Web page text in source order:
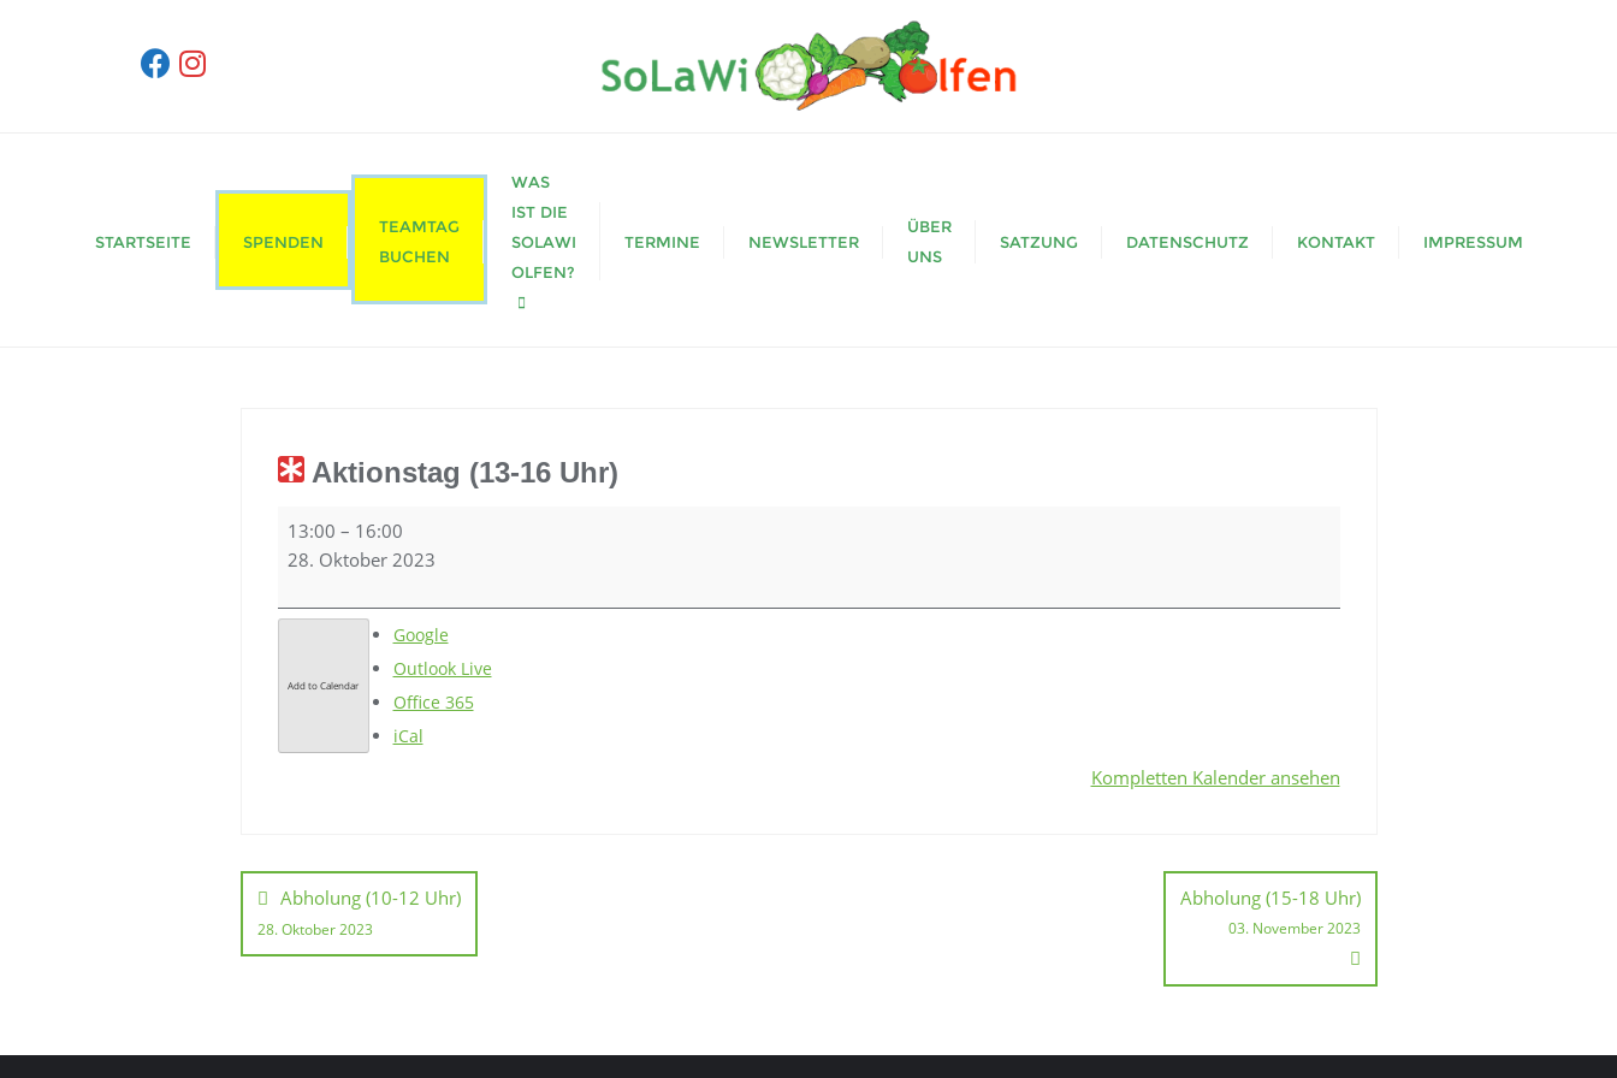
STARTSEITE SPENDEN
TEAMTAG
BUCHEN
WAS
IST DIE
SOLAWI
OLFEN?
TERMINE NEWSLETTER
ÜBER
UNS
SATZUNG DATENSCHUTZ KONTAKT IMPRESSUM
Aktionstag (13-16 Uhr)
Aktionstag
(13-
Uhr)
13:00 – 16:00
28. Oktober 2023
Add to Calendar
Google
Outlook Live
Office 365
iCal
Kompletten Kalender ansehen
Abholung (10-12 Uhr)
28. Oktober 2023
Abholung (15-18 Uhr)
03. November 2023